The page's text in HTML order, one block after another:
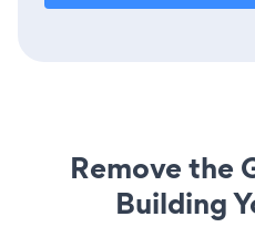
Remove the
Building